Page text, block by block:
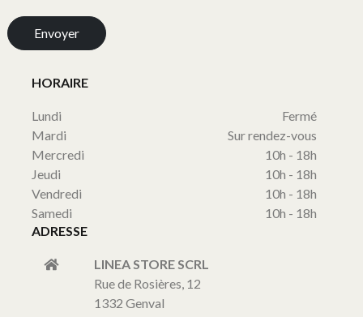
Envoyer
HORAIRE
Lundi
Fermé
Mardi
Sur rendez-vous
Mercredi
10h - 18h
Jeudi
10h - 18h
Vendredi
10h - 18h
Samedi
10h - 18h
ADRESSE
LINEA STORE SCRL
Rue de Rosières, 12
1332 Genval